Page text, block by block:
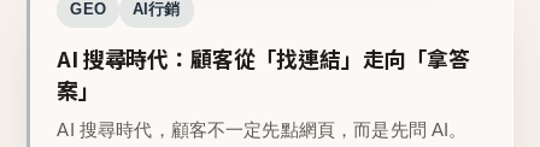
GEO AI行銷
AI 搜尋時代：顧客從「找連結」走向「拿答
案」
AI 搜尋時代，顧客不一定先點網頁，而是先問 AI。